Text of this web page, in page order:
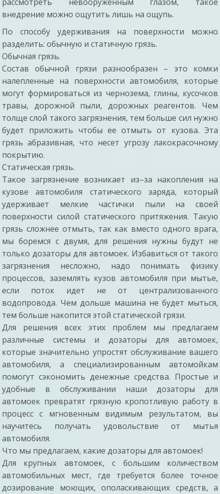
рассмотреть невооруженным глазом, такое
внедрение можно ощутить лишь на ощупь.
По способу удерживания на поверхности можно
разделить: обычную и статичную грязь.
Обычная грязь.
Состав обычной грязи разнообразен – это комки
налепленные на поверхности автомобиля, которые
могут формироваться из чернозема, глины, кусочков
травы, дорожной пыли, дорожных реагентов. Чем
толще слой такого загрязнения, тем больше сил нужно
будет приложить чтобы ее отмыть от кузова. Эта
грязь абразивная, что несет угрозу лакокрасочному
покрытию.
Статическая грязь.
Такое загрязнение возникает из–за накопления на
кузове автомобиля статического заряда, который
удерживает мелкие частички пыли на своей
поверхности силой статического притяжения. Такую
грязь сложнее отмыть, так как вместо одного врага,
мы боремся с двумя, для решения нужны будут не
только дозаторы для автомоек. Избавиться от такого
загрязнения несложно, надо понимать физику
процессов, заземлять кузов автомобиля при мытье,
если поток идет не от централизованного
водопровода. Чем дольше машина не будет мыться,
тем больше накопится этой статической грязи.
Для решения всех этих проблем мы предлагаем
различные системы и дозаторы для автомоек,
которые значительно упростят обслуживание вашего
автомобиля, а специализированным автомойкам
помогут сэкономить денежные средства. Простые и
удобные в обслуживании наши дозаторы для
автомоек превратят грязную кропотливую работу в
процесс с мгновенным видимым результатом, вы
научитесь получать удовольствие от мытья
автомобиля.
Что мы предлагаем, какие дозаторы для автомоек!
Для крупных автомоек, с большим количеством
автомобильных мест, где требуется более точное
дозирование моющих, ополаскивающих средств, а